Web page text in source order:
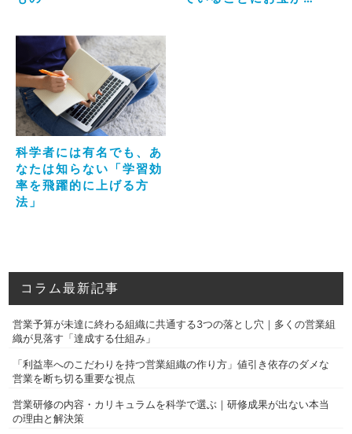
科学者には有名でも、あ
なたは知らない「学習効
率を飛躍的に上げる方
法」
コラム最新記事
営業予算が未達に終わる組織に共通する3つの落とし穴｜多くの営業組
織が見落す「達成する仕組み」
「利益率へのこだわりを持つ営業組織の作り方」値引き依存のダメな
営業を断ち切る重要な視点
営業研修の内容・カリキュラムを科学で選ぶ｜研修成果が出ない本当
の理由と解決策